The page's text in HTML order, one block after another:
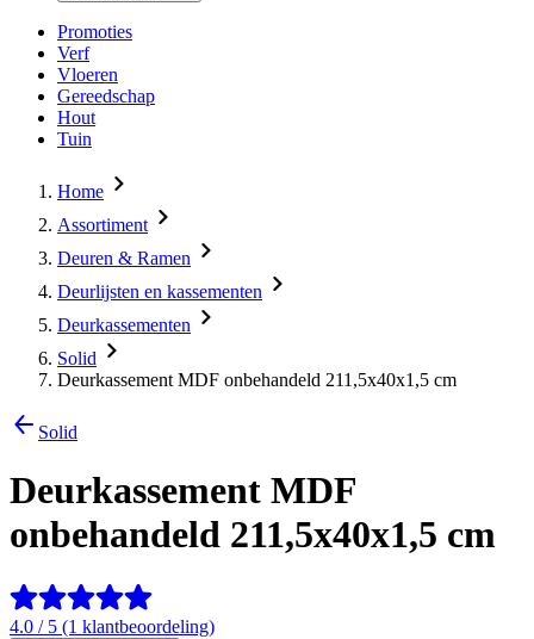
Promoties
Verf
Vloeren
Gereedschap
Hout
Tuin
Home
Assortiment
Deuren & Ramen
Deurlijsten en kassementen
Deurkassementen
Solid
Deurkassement MDF onbehandeld 211,5x40x1,5 cm
Solid
Deurkassement MDF
onbehandeld 211,5x40x1,5 cm
4.0 / 5 (1 klantbeoordeling)